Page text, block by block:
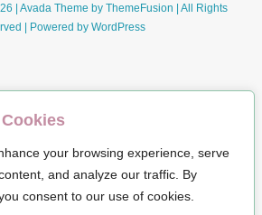
your browsing experience, serve
and analyze our traffic. By
consent to our use of cookies.
| Avada Theme by ThemeFusion | All Rights
| Powered by WordPress
Impressum